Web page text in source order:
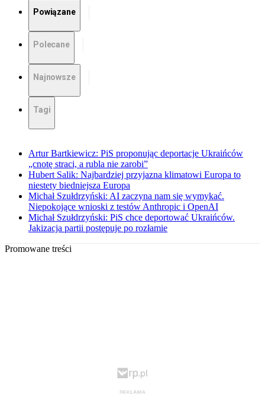
Powiązane
Polecane
Najnowsze
Tagi
Artur Bartkiewicz: PiS proponując deportacje Ukraińców
„cnotę straci, a rubla nie zarobi”
Hubert Salik: Najbardziej przyjazna klimatowi Europa to
niestety biedniejsza Europa
Michał Szułdrzyński: AI zaczyna nam się wymykać.
Niepokojące wnioski z testów Anthropic i OpenAI
Michał Szułdrzyński: PiS chce deportować Ukraińców.
Jakizacja partii postępuje po rozłamie
Promowane treści